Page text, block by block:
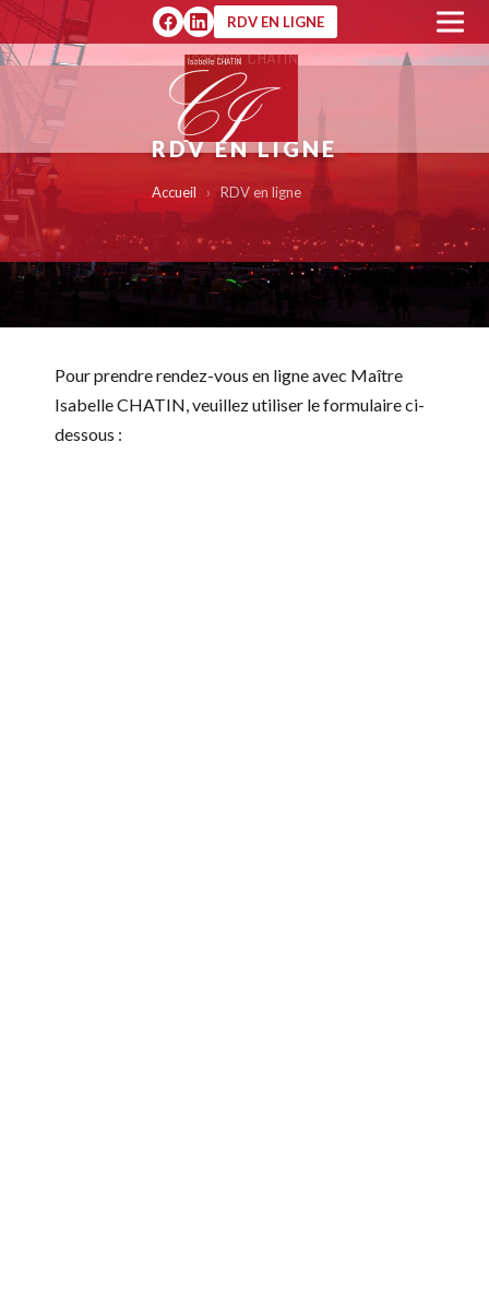
RDV EN LIGNE
RDV EN LIGNE
Accueil › RDV en ligne
Pour prendre rendez-vous en ligne avec Maître
Isabelle CHATIN, veuillez utiliser le formulaire ci-
dessous :